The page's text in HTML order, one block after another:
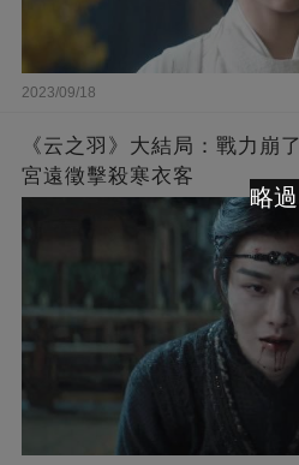
2023/09/18
《云之羽》大結局：戰力崩
宮遠徵擊殺寒衣客
略過